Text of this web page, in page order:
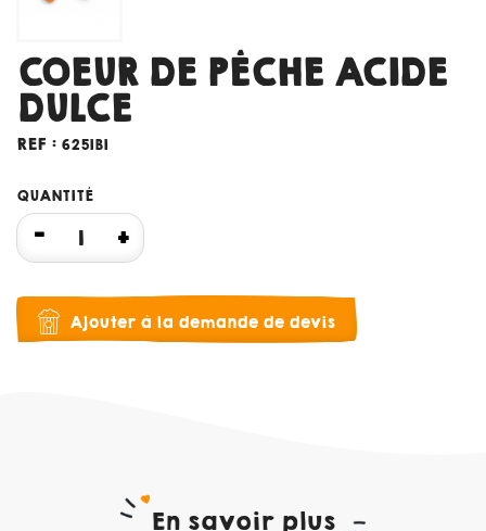
COEUR DE PÊCHE ACIDE
DULCE
REF : 6251B1
QUANTITÉ
Ajouter à la demande de devis
En savoir plus